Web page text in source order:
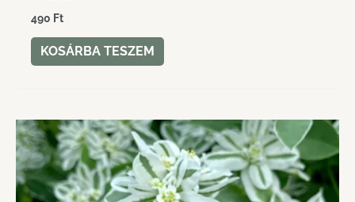
490 Ft
KOSÁRBA TESZEM